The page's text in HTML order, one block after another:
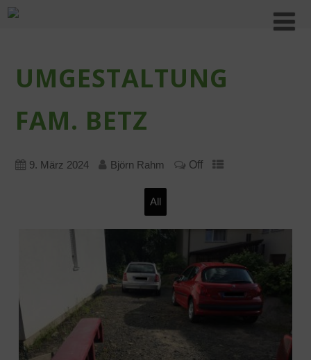
UMGESTALTUNG
FAM. BETZ
9. März 2024 Björn Rahm Off
All